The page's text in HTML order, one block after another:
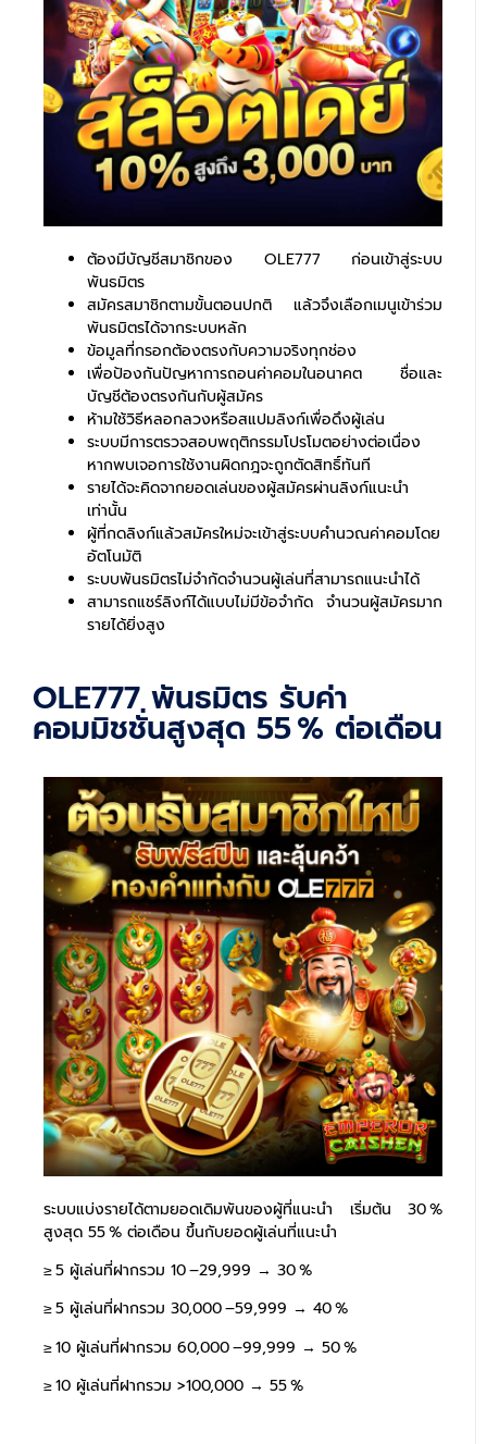
ต้องมีบัญชีสมาชิกของ OLE777 ก่อนเข้าสู่ระบบ
พันธมิตร
สมัครสมาชิกตามขั้นตอนปกติ แล้วจึงเลือกเมนูเข้าร่วม
พันธมิตรได้จากระบบหลัก
ข้อมูลที่กรอกต้องตรงกับความจริงทุกช่อง
เพื่อป้องกันปัญหาการถอนค่าคอมในอนาคต ชื่อและ
บัญชีต้องตรงกันกับผู้สมัคร
ห้ามใช้วิธีหลอกลวงหรือสแปมลิงก์เพื่อดึงผู้เล่น
ระบบมีการตรวจสอบพฤติกรรมโปรโมตอย่างต่อเนื่อง
หากพบเจอการใช้งานผิดกฎจะถูกตัดสิทธิ์ทันที
รายได้จะคิดจากยอดเล่นของผู้สมัครผ่านลิงก์แนะนำ
เท่านั้น
ผู้ที่กดลิงก์แล้วสมัครใหม่จะเข้าสู่ระบบคำนวณค่าคอมโดย
อัตโนมัติ
ระบบพันธมิตรไม่จำกัดจำนวนผู้เล่นที่สามารถแนะนำได้
สามารถแชร์ลิงก์ได้แบบไม่มีข้อจำกัด จำนวนผู้สมัครมาก
รายได้ยิ่งสูง
OLE777 พันธมิตร รับค่า
คอมมิชชั่นสูงสุด 55 % ต่อเดือน
ระบบแบ่งรายได้ตามยอดเดิมพันของผู้ที่แนะนำ เริ่มต้น 30 %
สูงสุด 55 % ต่อเดือน ขึ้นกับยอดผู้เล่นที่แนะนำ
≥ 5 ผู้เล่นที่ฝากรวม 10 –29,999 → 30 %
≥ 5 ผู้เล่นที่ฝากรวม 30,000 –59,999 → 40 %
≥ 10 ผู้เล่นที่ฝากรวม 60,000 –99,999 → 50 %
≥ 10 ผู้เล่นที่ฝากรวม >100,000 → 55 %